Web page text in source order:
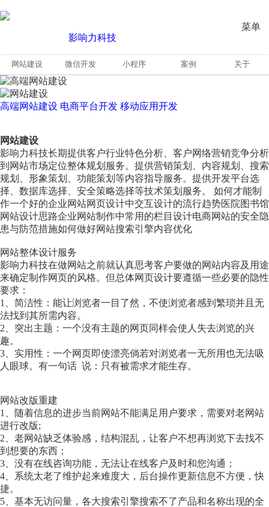
菜单
网站建设 微信开发 小程序 案例 关于
高端网站建设 电商平台开发 移动应用开发
网站建设
影响力科技长期提供客户行业特色分析、客户网络营销竞争分析
到网站市场定位整体规划服务。提供营销策划、内容规划、搜索
规划、形象策划、功能策划等内容指导服务。提供开发平台选
择、数据库选择、安全策略选择等技术策划服务。 如何才能制
作一个好的企业网站网页设计中交互设计的流行趋势医院图书馆
网站设计思路企业网站制作中常用的栏目设计电商网站的安全隐
患与防范措施如何做好网站搜索引擎内容优化
网站整体设计服务
影响力科技在做网站之前就认真思考客户要做的网站内容及用途
来确定制作网页的风格。但总体网页设计要遵循一些必要的隐性
要求：
1、简洁性：能让浏览者一目了然，不使浏览者感到繁琐并且无
法找到其所需内容。
2、突出主题：一个没有主题的网页同样会使人失去浏览的兴
趣。
3、实用性：一个网页即使漂亮倘若对浏览者一无所用也无法吸
人眼球。有一句话 说：只有被需求才能生存。
网站改版重建
1、随着信息的进步当前网站不能满足用户要求，需要对老网站
进行改版;
2、老网站缺乏体验感，结构混乱，让客户不想再浏览下去找不
到想要的东西；
3、没有在线咨询功能，无法让在线客户及时和您沟通；
4、系统太老了维护起来难度大，后台操作更新信息不方便，快
捷。
5、基本无访问量，各大搜索引擎搜索不了产品和名称出现的全